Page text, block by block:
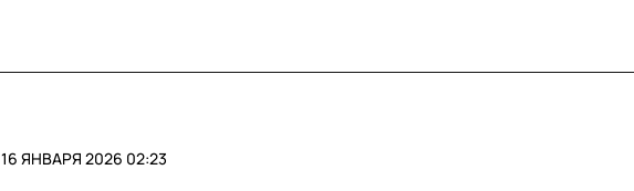
16 ЯНВАРЯ 2026 02:23